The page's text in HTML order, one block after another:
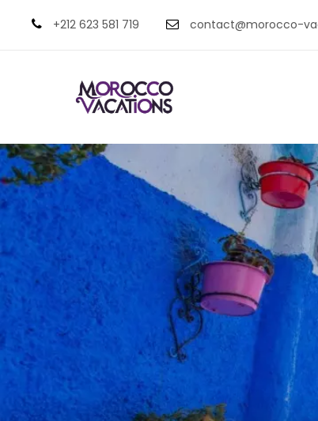
+212 623 581 719 contact@morocco-